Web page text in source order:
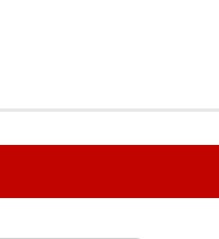
Create a new account